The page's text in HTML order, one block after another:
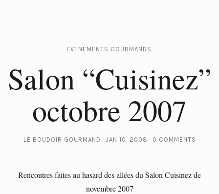
EVENEMENTS GOURMANDS
Salon “Cuisinez”
octobre 2007
LE BOUDOIR GOURMAND JAN 10, 2008 0 COMMENTS
Rencontres faites au hasard des allées du Salon Cuisinez de
novembre 2007